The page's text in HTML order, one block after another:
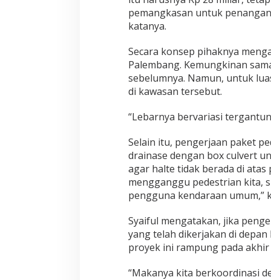
pemangkasan untuk
katanya.
Secara konsep pihaknya
Palembang. Kemungkinan
sebelumnya. Namun, untuk
di kawasan tersebut.
“Lebarnya bervariasi
Selain itu, pengerjaan paket
drainase dengan box culvert
agar halte tidak berada di
mengganggu pedestrian kita,
pengguna kendaraan umum,”
Syaiful mengatakan, jika
yang telah dikerjakan di depan
proyek ini rampung pada akhir
“Makanya kita berkoordinasi